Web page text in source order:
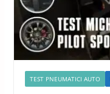
TEST PNEUMATICI AUTO